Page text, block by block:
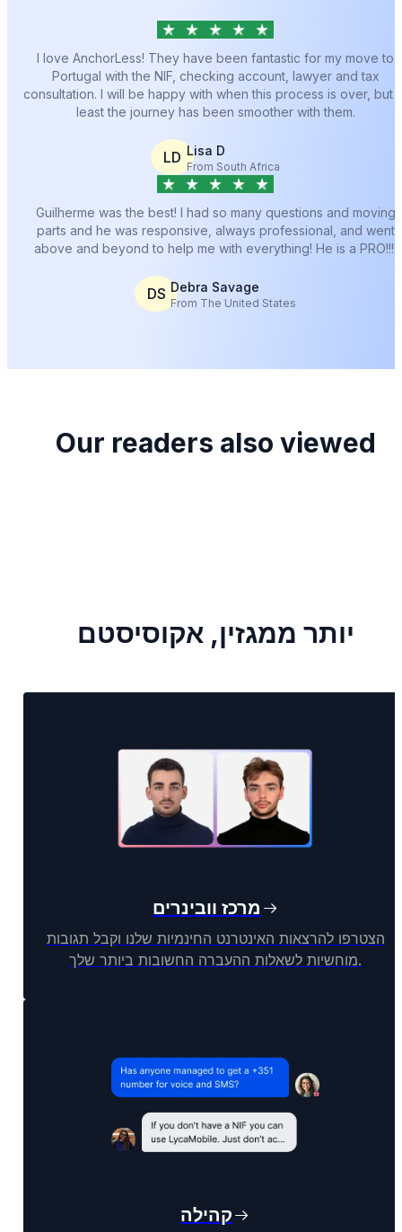
I love AnchorLess! They have been fantastic for my move to
Portugal with the NIF, checking account, lawyer and tax
consultation. I will be happy with when this process is over, but
least the journey has been smoother with them.
LD Lisa D
From South Africa
Guilherme was the best! I had so many questions and moving
parts and he was responsive, always professional, and went
above and beyond to help me with everything! He is a PRO!!!!
DS Debra Savage
From The United States
Our readers also viewed
יותר ממגזין, אקוסיסטם
מרכז וובינרים
הצטרפו להרצאות האינטרנט החינמיות שלנו וקבל תגובות
מוחשיות לשאלות ההעברה החשובות ביותר שלך.
קהילה